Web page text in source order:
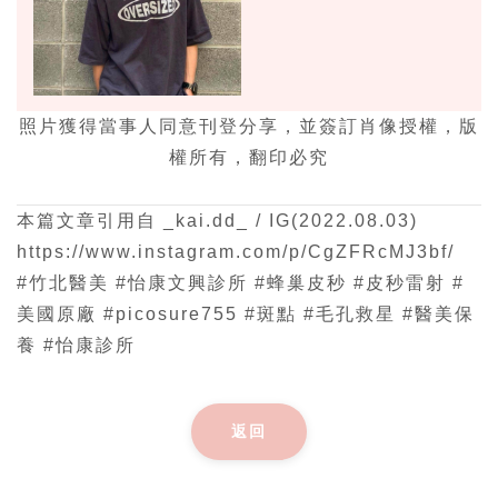
照片獲得當事人同意刊登分享，並簽訂肖像授權，版
權所有，翻印必究
本篇文章引用自 _kai.dd_ / IG(2022.08.03)
https://www.instagram.com/p/CgZFRcMJ3bf/
#竹北醫美 #怡康文興診所 #蜂巢皮秒 #皮秒雷射 #
美國原廠 #picosure755 #斑點 #毛孔救星 #醫美保
養 #怡康診所
返回